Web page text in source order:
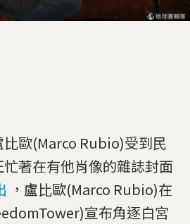
歐(Marco Rubio)受到民
著在有他肖像的雜誌封面
，盧比歐(Marco Rubio)在
宣布角逐白宮